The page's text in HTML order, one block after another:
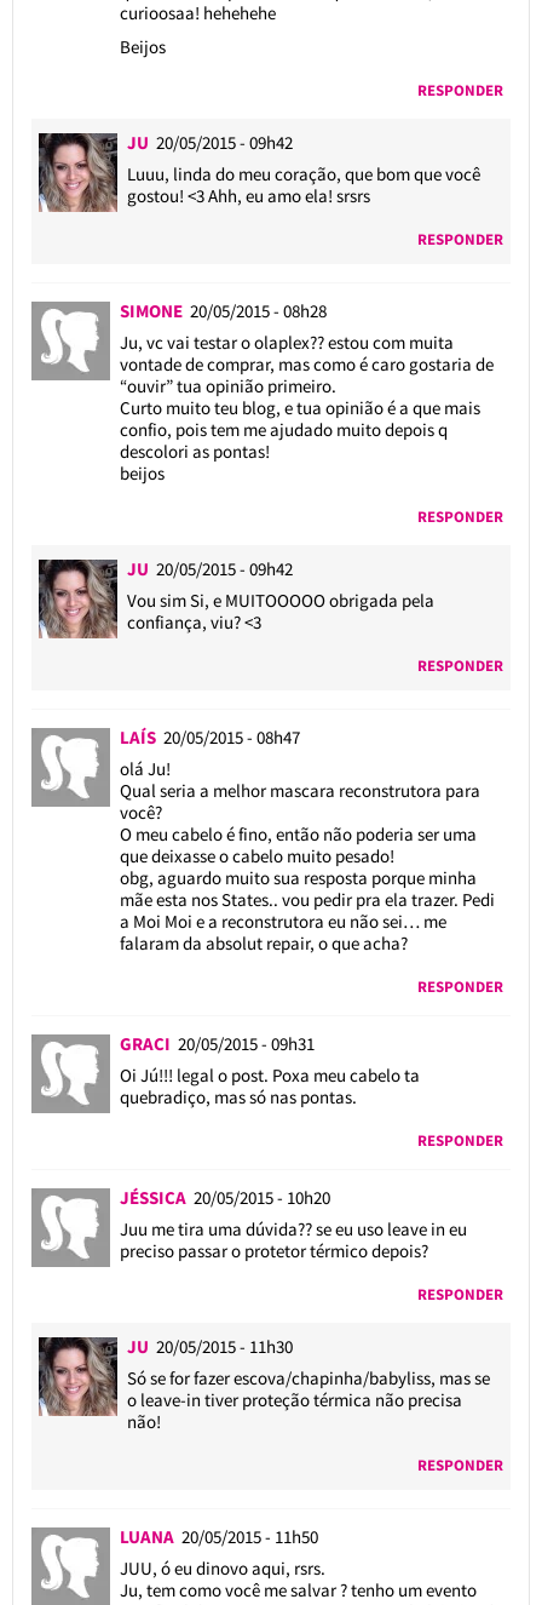
curioosaa! hehehehe
Beijos
RESPONDER
JU 20/05/2015 - 09h42
Luuu, linda do meu coração, que bom que você
gostou! <3 Ahh, eu amo ela! srsrs
RESPONDER
SIMONE 20/05/2015 - 08h28
Ju, vc vai testar o olaplex?? estou com muita
vontade de comprar, mas como é caro gostaria de
“ouvir” tua opinião primeiro.
Curto muito teu blog, e tua opinião é a que mais
confio, pois tem me ajudado muito depois q
descolori as pontas!
beijos
RESPONDER
JU 20/05/2015 - 09h42
Vou sim Si, e MUITOOOOO obrigada pela
confiança, viu? <3
RESPONDER
LAÍS 20/05/2015 - 08h47
olá Ju!
Qual seria a melhor mascara reconstrutora para
você?
O meu cabelo é fino, então não poderia ser uma
que deixasse o cabelo muito pesado!
obg, aguardo muito sua resposta porque minha
mãe esta nos States.. vou pedir pra ela trazer. Pedi
a Moi Moi e a reconstrutora eu não sei… me
falaram da absolut repair, o que acha?
RESPONDER
GRACI 20/05/2015 - 09h31
Oi Jú!!! legal o post. Poxa meu cabelo ta
quebradiço, mas só nas pontas.
RESPONDER
JÉSSICA 20/05/2015 - 10h20
Juu me tira uma dúvida?? se eu uso leave in eu
preciso passar o protetor térmico depois?
RESPONDER
JU 20/05/2015 - 11h30
Só se for fazer escova/chapinha/babyliss, mas se
o leave-in tiver proteção térmica não precisa
não!
RESPONDER
LUANA 20/05/2015 - 11h50
JUU, ó eu dinovo aqui, rsrs.
Ju, tem como você me salvar ? tenho um evento